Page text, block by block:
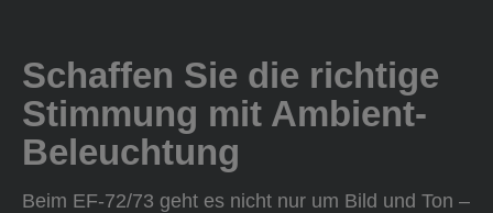
Schaffen Sie die richtige
Stimmung mit Ambient-
Beleuchtung
Beim EF-72/73 geht es nicht nur um Bild und Ton –